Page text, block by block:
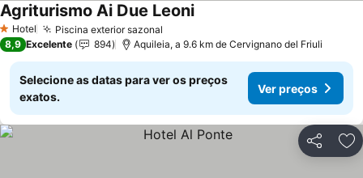
1 Estrelas
Hotel Piscina exterior sazonal
Agriturismo Ai Due LeoniVer preços
8,9 Excelente 894 Aquileia, a 9.6 km de Cervignano del Friuli
Selecione as datas para ver os preços
exatos.
Ver preços
Partilhar